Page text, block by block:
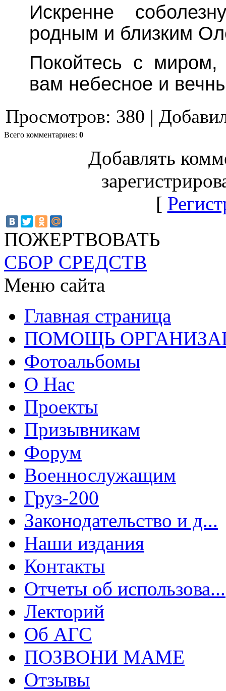
Искренне
родным и близким
Покойтесь с миром,
вам небесное и
Просмотров: 380 |
Всего комментариев: 0
Добавлять
[
ПОЖЕРТВОВАТЬ
СБОР СРЕДСТВ
Меню сайта
Главная страница
ПОМОЩЬ
Фотоальбомы
О Нас
Проекты
Призывникам
Форум
Военнослужащим
Груз-200
Законодательство и д...
Наши издания
Контакты
Отчеты об использова...
Лекторий
Об АГС
ПОЗВОНИ МАМЕ
Отзывы